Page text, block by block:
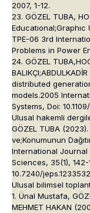
2007, 1-12.
23. GÖZEL TUBA,
TPE-06 3rd
Problems in Power
24. GÖZEL
distributed
models.2005
Systems, Doi:
Ulusal hakemli
GÖZEL TUBA
ve;Konumunun
International
Sciences, 35(1), 142-
10.7240/jeps.1233532
Ulusal bilimsel
1. Ünal Mustafa,
MEHMET HAKAN